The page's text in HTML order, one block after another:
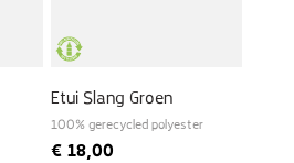
Etui Slang Groen
100% gerecycled polyester
€18,00